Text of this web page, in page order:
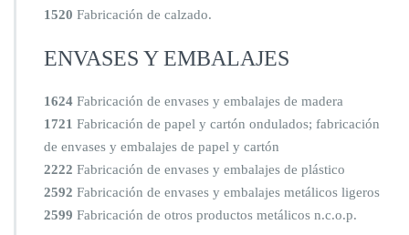
1520 Fabricación de calzado.
ENVASES Y EMBALAJES
1624 Fabricación de envases y embalajes de madera
1721 Fabricación de papel y cartón ondulados; fabricación
de envases y embalajes de papel y cartón
2222 Fabricación de envases y embalajes de plástico
2592 Fabricación de envases y embalajes metálicos ligeros
2599 Fabricación de otros productos metálicos n.c.o.p.